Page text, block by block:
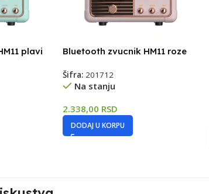
plavi Bluetooth zvucnik HM11 roze
Šifra:201712
Na stanju
2.338,00 RSD
DODAJ U KORPU